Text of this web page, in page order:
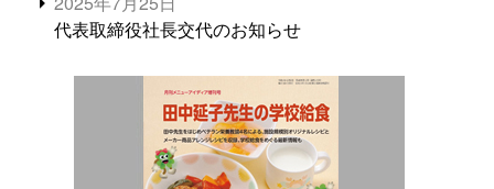
代表取締役社長交代のお知らせ